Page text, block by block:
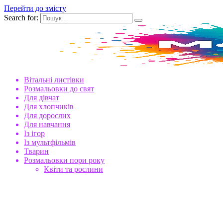
Перейти до змісту
Search for:
Вітальні листівки
Розмальовки до свят
Для дівчат
Для хлопчиків
Для дорослих
Для навчання
Із ігор
Із мультфільмів
Тварин
Розмальовки пори року
Квіти та рослини